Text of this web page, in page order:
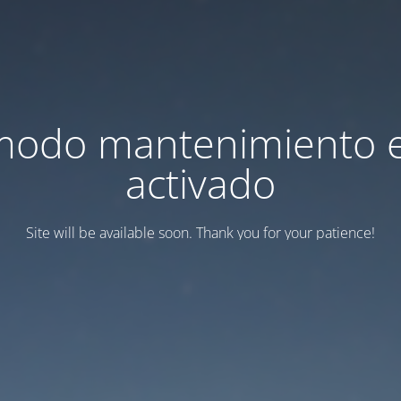
mantenimiento
activado
Site will be available soon. Thank you for your patience!